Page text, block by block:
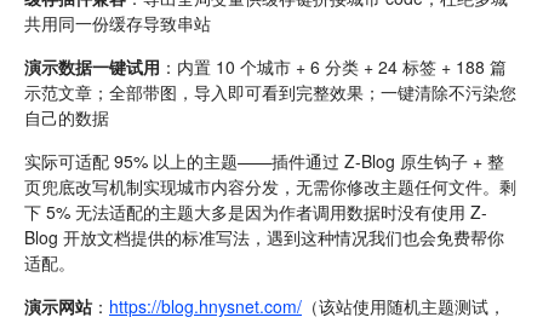
共用同一份缓存导致串站
演示数据一键试用 ：内置 10 个城市 + 6 分类 + 24 标签 + 188 篇
示范文章；全部带图，导入即可看到完整效果；一键清除不污染您
自己的数据
实际可适配 95% 以上的主题——插件通过 Z-Blog 原生钩子 + 整
页兜底改写机制实现城市内容分发，无需你修改主题任何文件。剩
下 5% 无法适配的主题大多是因为作者调用数据时没有使用 Z-
Blog 开放文档提供的标准写法，遇到这种情况我们也会免费帮你
适配。
演示网站 ： https://blog.hnysnet.com/ （该站使用随机主题测试，